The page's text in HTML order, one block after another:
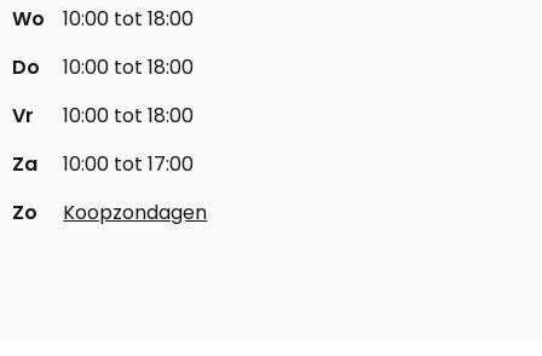
Wo
10:00 tot 18:00
Do
10:00 tot 18:00
Vr
10:00 tot 18:00
Za
10:00 tot 17:00
Zo
Koopzondagen